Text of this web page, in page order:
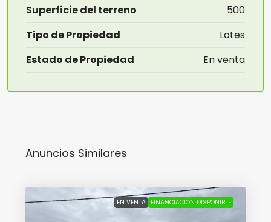
Superficie del terreno
500
Tipo de Propiedad
Lotes
Estado de Propiedad
En venta
Anuncios Similares
EN VENTA FINANCIACION DISPONIBLE